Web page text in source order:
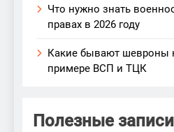
Что нужно знать
правах в 2026 году
Какие бывают шевроны
примере ВСП и ТЦК
Полезные записи